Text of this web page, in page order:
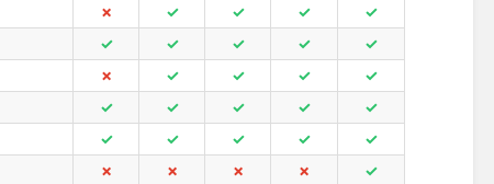
✗ ✓ ✓ ✓
✓
✓ ✓ ✓ ✓
✓
✗ ✓ ✓ ✓
✓
✓ ✓ ✓ ✓
✓
✓ ✓ ✓ ✓
✓
✗ ✗ ✗ ✗
✓